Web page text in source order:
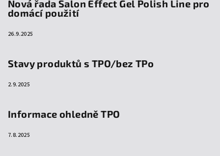
Nová řada Salon Effect Gel Polish Line pro
domácí použití
26.9.2025
Stavy produktů s TPO/bez TPo
2.9.2025
Informace ohledně TPO
7.8.2025